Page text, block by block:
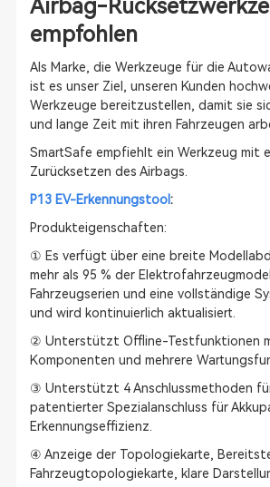
Airbag-
empfohlen
Als Marke, die Werkzeuge für die
ist es unser Ziel, unseren Kunden
Werkzeuge bereitzustellen, damit sie
und lange Zeit mit ihren Fahrzeugen
SmartSafe empfiehlt ein Werkzeug mit
Zurücksetzen des Airbags.
P13 EV-Erkennungstool:
Produkteigenschaften:
① Es verfügt über eine breite
mehr als 95 % der
Fahrzeugserien und eine vollständige
und wird kontinuierlich aktualisiert.
② Unterstützt Offline-Testfunktionen
Komponenten und mehrere
③ Unterstützt 4 Anschlussmethoden
patentierter Spezialanschluss für
Erkennungseffizienz.
④ Anzeige der Topologiekarte,
Fahrzeugtopologiekarte, klare